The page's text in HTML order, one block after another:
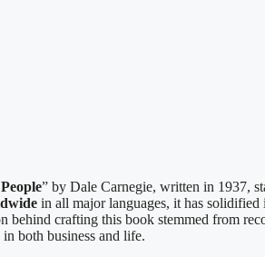
” by Dale Carnegie, written in 1937,
in all major languages, it has solidified
behind crafting this book stemmed from
both business and life.